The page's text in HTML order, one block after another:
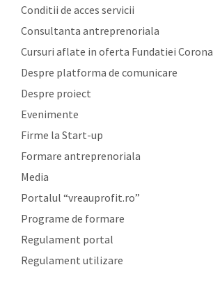
Conditii de acces servicii
Consultanta antreprenoriala
Cursuri aflate in oferta Fundatiei Corona
Despre platforma de comunicare
Despre proiect
Evenimente
Firme la Start-up
Formare antreprenoriala
Media
Portalul “vreauprofit.ro”
Programe de formare
Regulament portal
Regulament utilizare